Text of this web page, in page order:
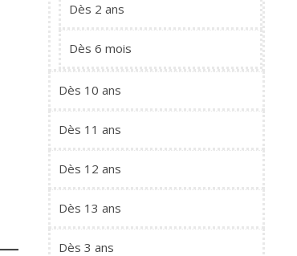
Dès 2 ans
Dès 6 mois
Dès 10 ans
Dès 11 ans
Dès 12 ans
Dès 13 ans
Dès 3 ans